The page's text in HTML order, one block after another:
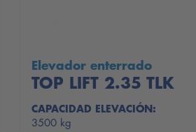
Elevador enterrado
TOP LIFT 2.35 TLK
CAPACIDAD ELEVACIÓN:
3500 kg